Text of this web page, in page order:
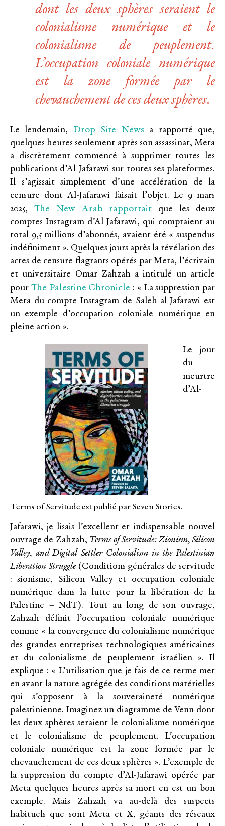
dont les deux sphères seraient le
colonialisme numérique et le
colonialisme de peuplement.
L’occupation coloniale numérique
est la zone formée par le
chevauchement de ces deux sphères.
Le lendemain, Drop Site News a rapporté que,
quelques heures seulement après son assassinat, Meta
a discrètement commencé à supprimer toutes les
publications d’Al-Jafarawi sur toutes ses plateformes.
Il s’agissait simplement d’une accélération de la
censure dont Al-Jafarawi faisait l’objet. Le 9 mars
2025, The New Arab rapportait que les deux
comptes Instagram d’Al-Jafarawi, qui comptaient au
total 9,5 millions d’abonnés, avaient été « suspendus
indéfiniment ». Quelques jours après la révélation des
actes de censure flagrants opérés par Meta, l’écrivain
et universitaire Omar Zahzah a intitulé un article
pour The Palestine Chronicle : « La suppression par
Meta du compte Instagram de Saleh al-Jafarawi est
un exemple d’occupation coloniale numérique en
pleine action ».
Terms of Servitude est publié par Seven Stories.
Le jour
du
meurtre
d’Al-
Jafarawi, je lisais l’excellent et indispensable nouvel
ouvrage de Zahzah, Terms of Servitude: Zionism, Silicon
Valley, and Digital Settler Colonialism in the Palestinian
Liberation Struggle(Conditions générales de servitude
: sionisme, Silicon Valley et occupation coloniale
numérique dans la lutte pour la libération de la
Palestine – NdT). Tout au long de son ouvrage,
Zahzah définit l’occupation coloniale numérique
comme « la convergence du colonialisme numérique
des grandes entreprises technologiques américaines
et du colonialisme de peuplement israélien ». Il
explique : « L’utilisation que je fais de ce terme met
en avant la nature agrégée des conditions matérielles
qui s’opposent à la souveraineté numérique
palestinienne. Imaginez un diagramme de Venn dont
les deux sphères seraient le colonialisme numérique
et le colonialisme de peuplement. L’occupation
coloniale numérique est la zone formée par le
chevauchement de ces deux sphères ». L’exemple de
la suppression du compte d’Al-Jafarawi opérée par
Meta quelques heures après sa mort en est un bon
exemple. Mais Zahzah va au-delà des suspects
habituels que sont Meta et X, géants des réseaux